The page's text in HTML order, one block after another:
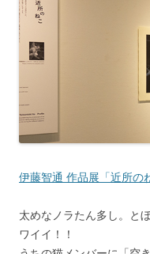
伊藤智通 作品展「近所の
太めなノラたん多し。と
ワイイ！！